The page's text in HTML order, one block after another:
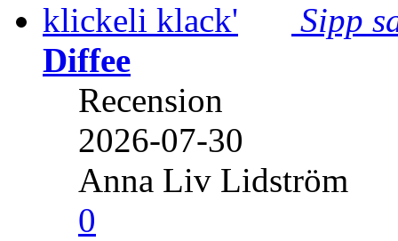
Sipp
Diffee
Recension
2026-07-30
Anna Liv Lidström
0